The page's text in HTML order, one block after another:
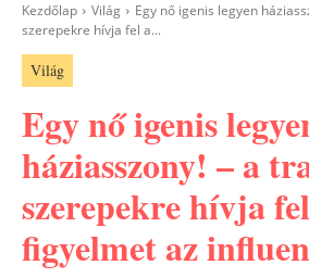
Kezdőlap Világ
Egy nő igenis legyen
szerepekre hívja fel a...
Világ
Egy nő igenis
háziasszony! – a
szerepekre hívja
figyelmet az